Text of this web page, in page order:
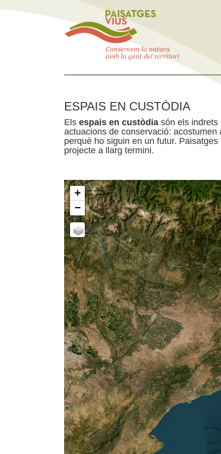
ESPAIS EN CUSTÒDIA
Els espais en custòdia són els indrets
actuacions de conservació:
perquè ho siguin en un futur.
projecte a llarg termini.
+
−